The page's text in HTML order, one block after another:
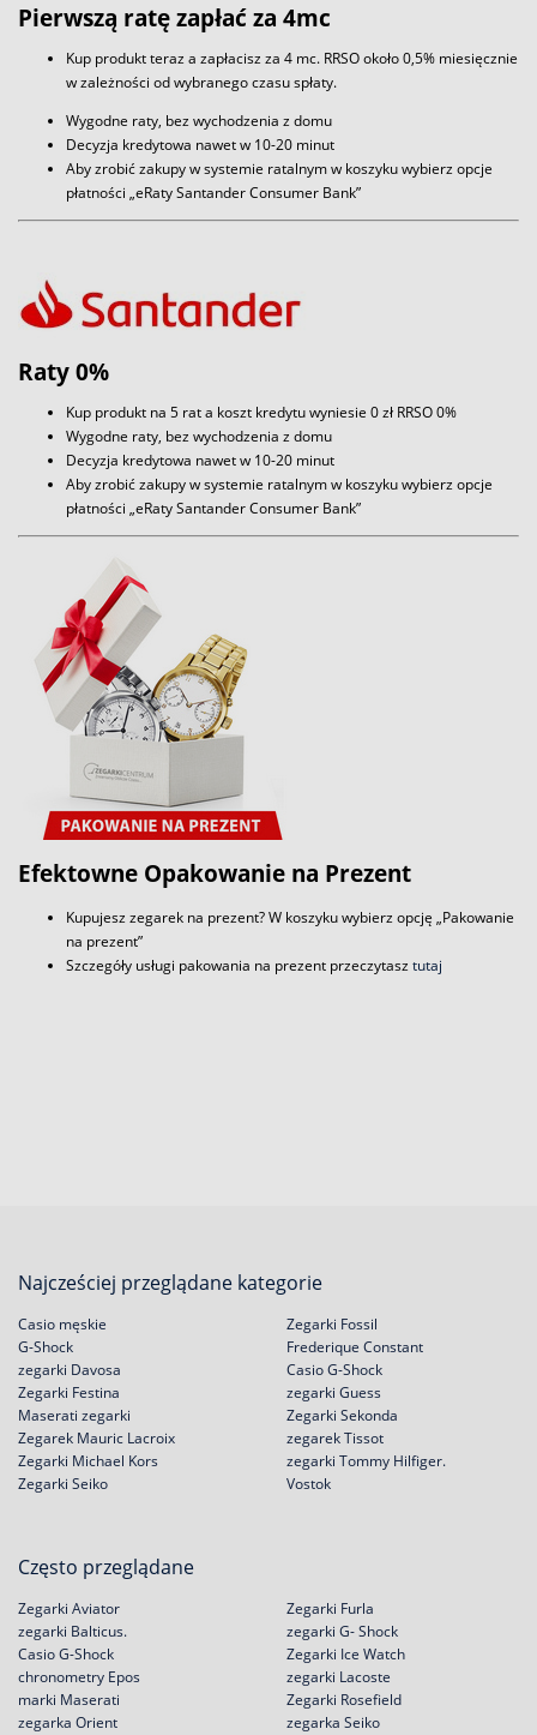
Pierwszą ratę zapłać za 4mc
Kup produkt teraz a zapłacisz za 4 mc. RRSO około 0,5% miesięcznie
w zależności od wybranego czasu spłaty.
Wygodne raty, bez wychodzenia z domu
Decyzja kredytowa nawet w 10-20 minut
Aby zrobić zakupy w systemie ratalnym w koszyku wybierz opcje
płatności „eRaty Santander Consumer Bank”
Raty 0%
Kup produkt na 5 rat a koszt kredytu wyniesie 0 zł RRSO 0%
Wygodne raty, bez wychodzenia z domu
Decyzja kredytowa nawet w 10-20 minut
Aby zrobić zakupy w systemie ratalnym w koszyku wybierz opcje
płatności „eRaty Santander Consumer Bank”
Efektowne Opakowanie na Prezent
Kupujesz zegarek na prezent? W koszyku wybierz opcję „Pakowanie
na prezent”
Szczegóły usługi pakowania na prezent przeczytasztutaj
Najcześciej przeglądane kategorie
Casio męskie
G-Shock
zegarki Davosa
Zegarki Festina
Zegarki Fossil
Frederique Constant
Casio G-Shock
zegarki Guess
Maserati zegarki
Zegarek Mauric Lacroix
Zegarki Michael Kors
Zegarki Seiko
Zegarki Sekonda
zegarek Tissot
zegarki Tommy Hilfiger.
Vostok
Często przeglądane
Zegarki Aviator
zegarki Balticus.
Casio G-Shock
chronometry Epos
Zegarki Furla
zegarki G- Shock
Zegarki Ice Watch
zegarki Lacoste
marki Maserati
zegarka Orient
Zegarki Rosefield
zegarka Seiko